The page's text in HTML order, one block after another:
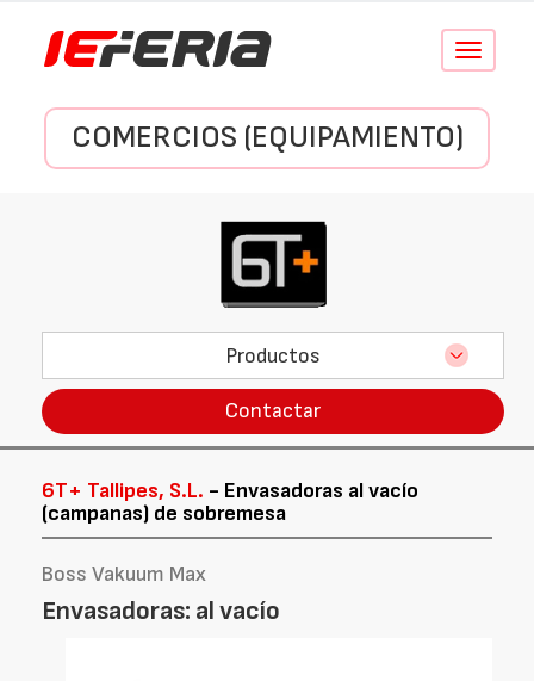
Conmutar
COMERCIOS (EQUIPAMIENTO)
Productos
Contactar
6T+ Tallipes, S.L. - Envasadoras al vacío
(campanas) de sobremesa
Boss Vakuum Max
Envasadoras: al vacío